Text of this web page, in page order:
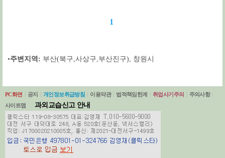
1
•주변지역: 부산(북구,사상구,부산진구), 창원시
PC화면 공지 개인정보취급방침 이용약관 법적책임한계 취업사기주의 주의사항
사이트맵
과외교습신고 안내